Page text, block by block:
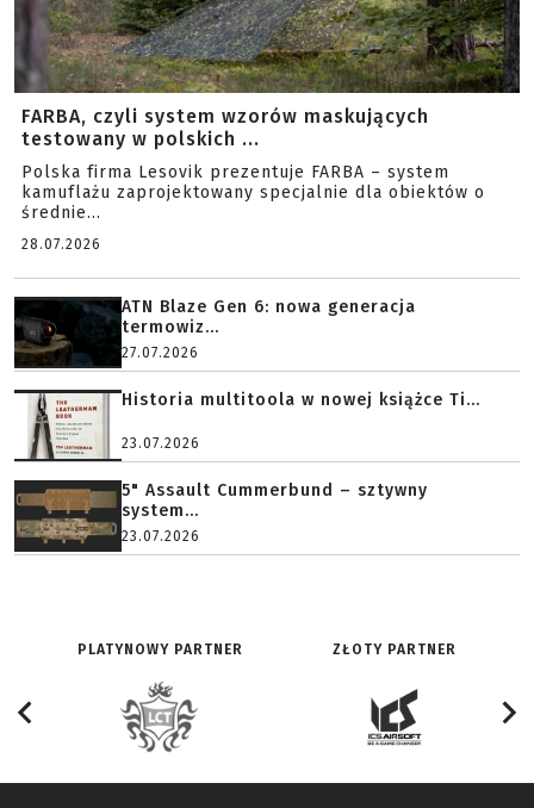
FARBA, czyli system wzorów maskujących
testowany w polskich ...
Polska firma Lesovik prezentuje FARBA – system
kamuflażu zaprojektowany specjalnie dla obiektów o
średnie...
28.07.2026
ATN Blaze Gen 6: nowa generacja
termowiz...
27.07.2026
Historia multitoola w nowej książce Ti...
23.07.2026
5" Assault Cummerbund – sztywny
system...
23.07.2026
PLATYNOWY PARTNER ZŁOTY PARTNER